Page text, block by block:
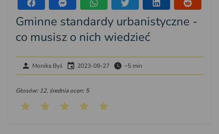
Gminne standardy urbanistyczne -
co musisz o nich wiedzieć
Monika Byś 2023-09-27 ~5 min
Głosów: 12, średnia ocen: 5